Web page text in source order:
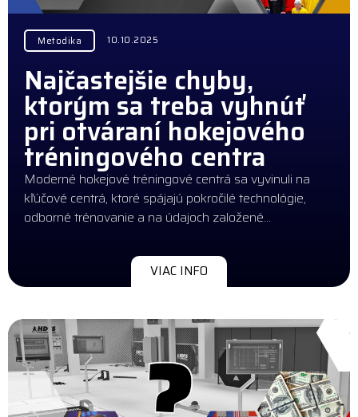
Metodika 10.10.2025
Najčastejšie chyby,
ktorým sa treba vyhnúť
pri otváraní hokejového
tréningového centra
Moderné hokejové tréningové centrá sa vyvinuli na
kľúčové centrá, ktoré spájajú pokročilé technológie,
odborné trénovanie a na údajoch založené…
VIAC INFO